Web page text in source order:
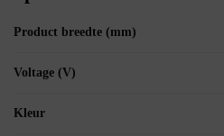
Product breedte (mm)
Voltage (V)
Kleur